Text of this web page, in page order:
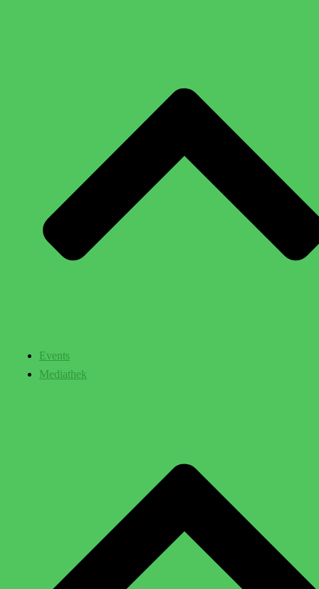
Events
Mediathek